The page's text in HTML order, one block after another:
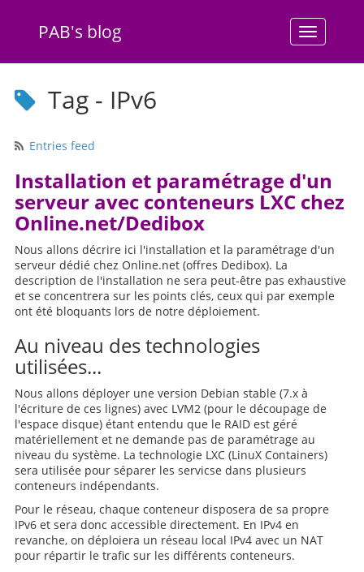
Menu
PAB's blog
Tag - IPv6
Entries feed
Installation et paramétrage d'un
serveur avec conteneurs LXC chez
Online.net/Dedibox
Nous allons décrire ici l'installation et la paramétrage d'un
serveur dédié chez Online.net (offres Dedibox). La
description de l'installation ne sera peut-être pas exhaustive
et se concentrera sur les points clés, ceux qui par exemple
ont été bloquants lors de notre déploiement.
Au niveau des technologies
utilisées...
Nous allons déployer une version Debian stable (7.x à
l'écriture de ces lignes) avec LVM2 (pour le découpage de
l'espace disque) étant entendu que le RAID est géré
matériellement et ne demande pas de paramétrage au
niveau du système. La technologie LXC (LinuX Containers)
sera utilisée pour séparer les servicse dans plusieurs
conteneurs indépendants.
Pour le réseau, chaque conteneur disposera de sa propre
IPv6 et sera donc accessible directement. En IPv4 en
revanche, on déploiera un réseau local IPv4 avec un NAT
pour répartir le trafic sur les différents conteneurs.